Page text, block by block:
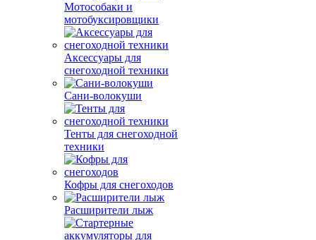
Мотособаки и
мотобуксировщики
Аксессуары для
снегоходной техники
Сани-волокуши
Тенты для снегоходной
техники
Кофры для снегоходов
Расширители лыж